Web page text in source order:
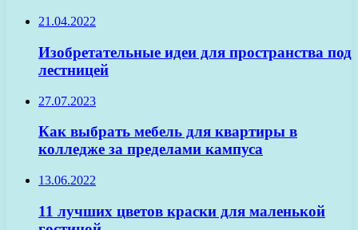
21.04.2022
Изобретательные идеи для пространства под
лестницей
27.07.2023
Как выбрать мебель для квартиры в
колледже за пределами кампуса
13.06.2022
11 лучших цветов краски для маленькой